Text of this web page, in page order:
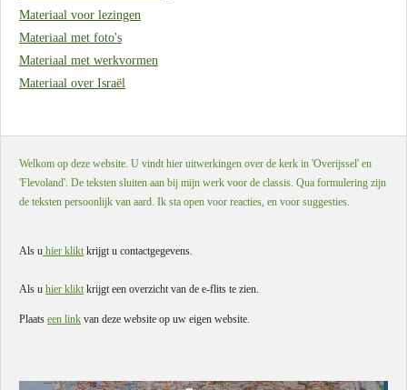
Materiaal voor lezingen
Materiaal met foto's
Materiaal met werkvormen
Materiaal over Israël
Welkom op deze website. U vindt hier uitwerkingen over de kerk in 'Overijssel' en
'Flevoland'. De teksten sluiten aan bij mijn werk voor de classis. Qua formulering zijn
de teksten persoonlijk van aard. Ik sta open voor reacties, en voor suggesties.
Als u hier klikt krijgt u contactgegevens.
Als u hier klikt krijgt een overzicht van de e-flits te zien.
Plaats een link van deze website op uw eigen website.